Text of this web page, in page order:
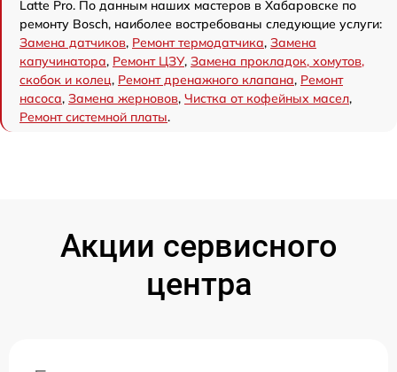
Latte Pro. По данным наших мастеров в Хабаровске по
ремонту Bosch, наиболее востребованы следующие услуги:
Замена датчиков, Ремонт термодатчика, Замена
капучинатора, Ремонт ЦЗУ, Замена прокладок, хомутов,
скобок и колец, Ремонт дренажного клапана, Ремонт
насоса, Замена жерновов, Чистка от кофейных масел,
Ремонт системной платы.
Акции сервисного
центра